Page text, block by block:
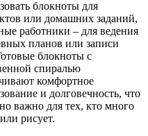
блокноты для
или домашних заданий,
работники – для ведения
планов или записи
блокноты с
спиралью
комфортное
и долговечность, что
важно для тех, кто много
рисует.